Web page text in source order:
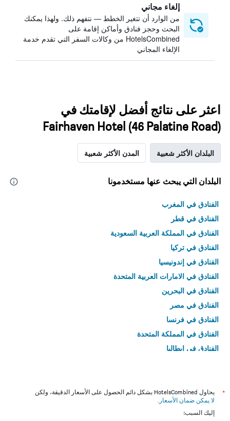
إلغاء مجاني
من الوارد أن تتغير الخطط — نتفهم ذلك. ولهذا يمكنك
البحث وحجز فنادق وأماكن إقامة على
HotelsCombined من وكالات السفر التي تقدم خدمة
الإلغاء المجاني
اعثر على نتائج أفضل لإقامتك في
Fairhaven Hotel (46 Palatine Road)
البلدان الأكثر شعبية المدن الأكثر شعبية
البلدان التي يبحث عنها مستخدمونا
الفنادق في المغرب
الفنادق في قطر
الفنادق في المملكة العربية السعودية
الفنادق في تركيا
الفنادق في إندونيسيا
الفنادق في الامارات العربية المتحدة
الفنادق في البحرين
الفنادق في مصر
الفنادق في فرنسا
الفنادق في المملكة المتحدة
الفنادق في إيطاليا
*
يحاول HotelsCombined بشكل دائم الحصول على الأسعار الدقيقة، ولكن
لا يمكن ضمان الأسعار .
إليك السبب: